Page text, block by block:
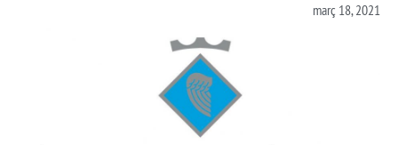
març 18, 2021